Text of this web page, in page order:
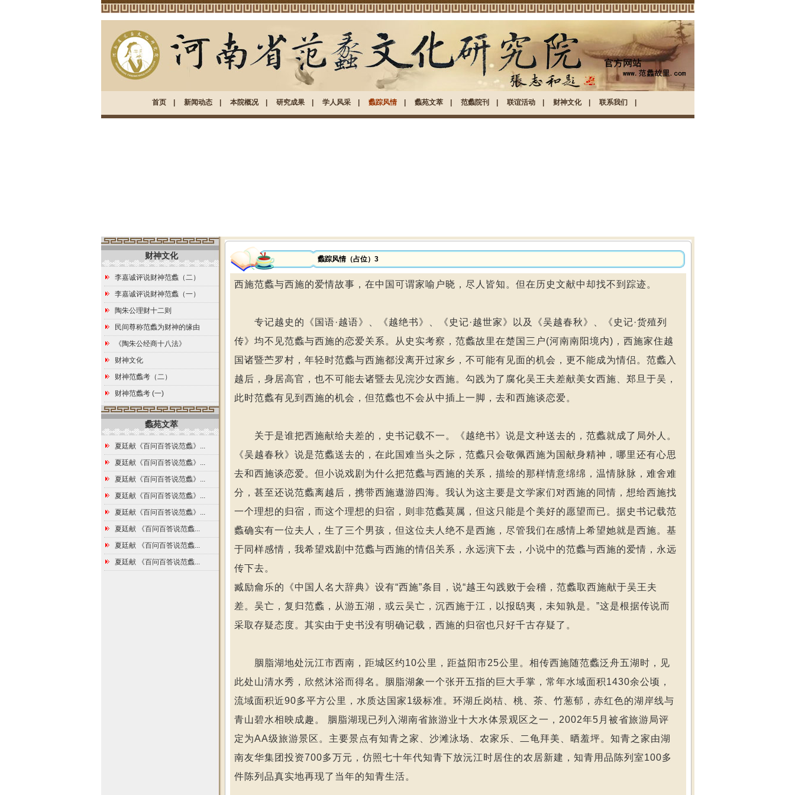
首页| 新闻动态| 本院概况| 研究成果| 学人风采| 蠡踪风情| 蠡苑文萃| 范蠡院刊 联谊活动| 财神文化| 联系我们
财神文化
李嘉诚评说财神范蠡（二）
李嘉诚评说财神范蠡（一）
陶朱公理财十二则
民间尊称范蠡为财神的缘由
《陶朱公经商十八法》
财神文化
财神范蠡考（二）
财神范蠡考 (一)
蠡苑文萃
夏廷献《百问百答说范蠡》...
夏廷献《百问百答说范蠡》...
夏廷献《百问百答说范蠡》...
夏廷献《百问百答说范蠡》...
夏廷献《百问百答说范蠡》...
夏廷献 《百问百答说范蠡...
夏廷献 《百问百答说范蠡...
夏廷献 《百问百答说范蠡...
蠡踪风情（占位）3
西施范蠡与西施的爱情故事，在中国可谓家喻户晓，尽人皆知。但在历史文献中却找不到踪迹。
专记越史的《国语·越语》、《越绝书》、《史记·越世家》以及《吴越春秋》、《史记·货殖列
传》均不见范蠡与西施的恋爱关系。从史实考察，范蠡故里在楚国三户(河南南阳境内)，西施家住越
国诸暨苎罗村，年轻时范蠡与西施都没离开过家乡，不可能有见面的机会，更不能成为情侣。范蠡入
越后，身居高官，也不可能去诸暨去见浣沙女西施。勾践为了腐化吴王夫差献美女西施、郑旦于吴，
此时范蠡有见到西施的机会，但范蠡也不会从中插上一脚，去和西施谈恋爱。
关于是谁把西施献给夫差的，史书记载不一。《越绝书》说是文种送去的，范蠡就成了局外人。
《吴越春秋》说是范蠡送去的，在此国难当头之际，范蠡只会敬佩西施为国献身精神，哪里还有心思
去和西施谈恋爱。但小说戏剧为什么把范蠡与西施的关系，描绘的那样情意绵绵，温情脉脉，难舍难
分，甚至还说范蠡离越后，携带西施遨游四海。我认为这主要是文学家们对西施的同情，想给西施找
一个理想的归宿，而这个理想的归宿，则非范蠡莫属，但这只能是个美好的愿望而已。据史书记载范
蠡确实有一位夫人，生了三个男孩，但这位夫人绝不是西施，尽管我们在感情上希望她就是西施。基
于同样感情，我希望戏剧中范蠡与西施的情侣关系，永远演下去，小说中的范蠡与西施的爱情，永远
传下去。
臧励龠乐的《中国人名大辞典》设有“西施”条目，说“越王勾践败于会稽，范蠡取西施献于吴王夫
差。吴亡，复归范蠡，从游五湖，或云吴亡，沉西施于江，以报鸱夷，未知孰是。”这是根据传说而
采取存疑态度。其实由于史书没有明确记载，西施的归宿也只好千古存疑了。
胭脂湖地处沅江市西南，距城区约10公里，距益阳市25公里。相传西施随范蠡泛舟五湖时，见
此处山清水秀，欣然沐浴而得名。胭脂湖象一个张开五指的巨大手掌，常年水域面积1430余公顷，
流域面积近90多平方公里，水质达国家1级标准。环湖丘岗桔、桃、茶、竹葱郁，赤红色的湖岸线与
青山碧水相映成趣。 胭脂湖现已列入湖南省旅游业十大水体景观区之一，2002年5月被省旅游局评
定为AA级旅游景区。主要景点有知青之家、沙滩泳场、农家乐、二龟拜美、晒羞坪。知青之家由湖
南友华集团投资700多万元，仿照七十年代知青下放沅江时居住的农居新建，知青用品陈列室100多
件陈列品真实地再现了当年的知青生活。